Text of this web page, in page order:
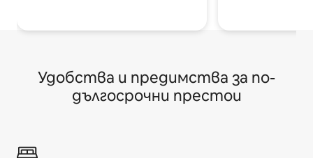
Удобства и предимства за по-
дългосрочни престои